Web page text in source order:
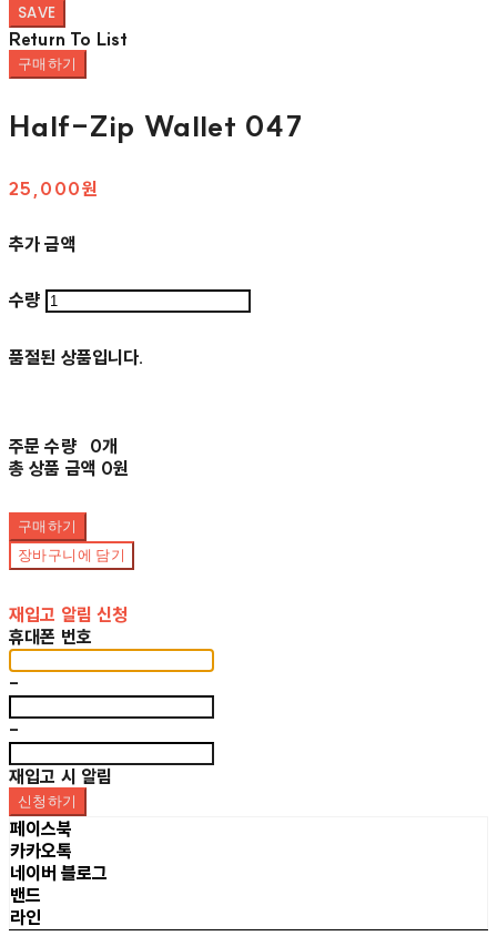
SAVE
Return To List
구매하기
Half-Zip Wallet 047
25,000원
추가 금액
수량
품절된 상품입니다.
주문 수량
0개
총 상품 금액 0원
구매하기
장바구니에 담기
재입고 알림 신청
휴대폰 번호
-
-
재입고 시 알림
신청하기
페이스북
카카오톡
네이버 블로그
밴드
라인